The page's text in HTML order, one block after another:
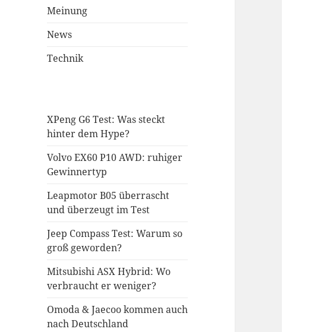
Meinung
News
Technik
XPeng G6 Test: Was steckt
hinter dem Hype?
Volvo EX60 P10 AWD: ruhiger
Gewinnertyp
Leapmotor B05 überrascht
und überzeugt im Test
Jeep Compass Test: Warum so
groß geworden?
Mitsubishi ASX Hybrid: Wo
verbraucht er weniger?
Omoda & Jaecoo kommen auch
nach Deutschland